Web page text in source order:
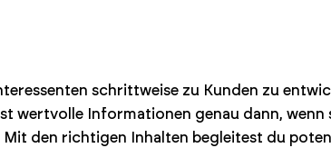
schrittweise zu Kunden zu
wertvolle Informationen genau dann, wenn
den richtigen Inhalten begleitest du